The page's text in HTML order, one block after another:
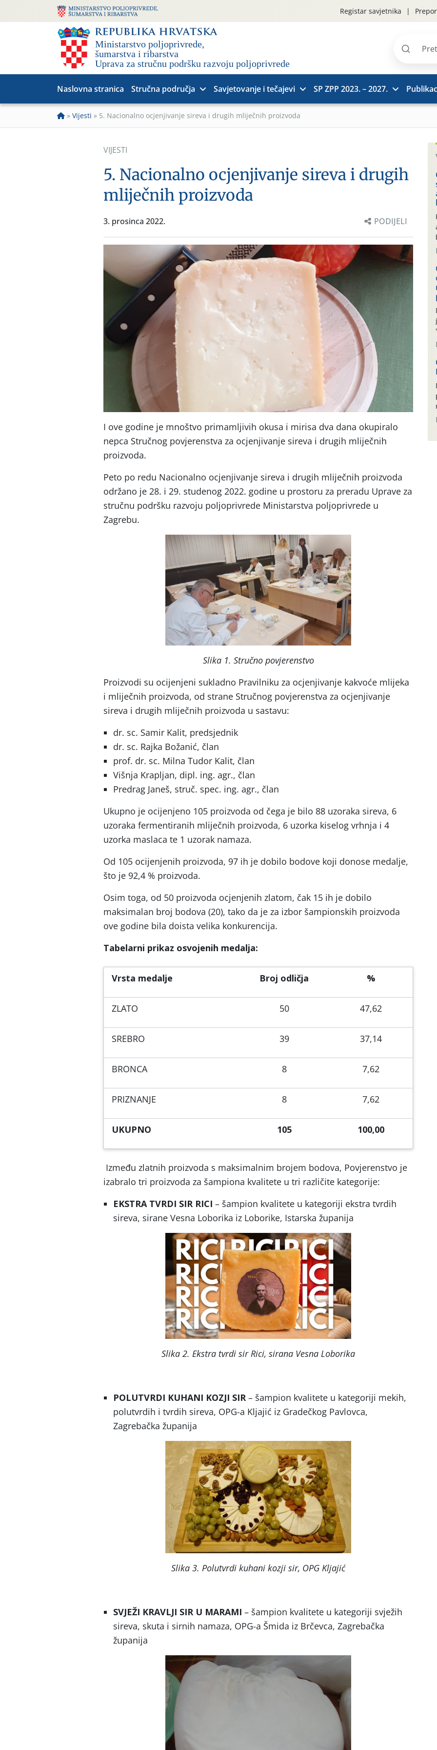
Registar savjetnika
Pretraži
Naslovna stranica Stručna područja Savjetovanje i tečajevi SP ZPP 2023. – 2027.
» Vijesti » 5. Nacionalno ocjenjivanje sireva i drugih mliječnih proizvoda
VIJESTI
5. Nacionalno ocjenjivanje sireva i drugih
mliječnih proizvoda
3. prosinca 2022. PODIJELI
I ove godine je mnoštvo primamljivih okusa i mirisa dva dana okupiralo
nepca Stručnog povjerenstva za ocjenjivanje sireva i drugih mliječnih
proizvoda.
Peto po redu Nacionalno ocjenjivanje sireva i drugih mliječnih proizvoda
održano je 28. i 29. studenog 2022. godine u prostoru za preradu Uprave za
stručnu podršku razvoju poljoprivrede Ministarstva poljoprivrede u
Zagrebu.
Slika 1. Stručno povjerenstvo
Proizvodi su ocijenjeni sukladno Pravilniku za ocjenjivanje kakvoće mlijeka
i mliječnih proizvoda, od strane Stručnog povjerenstva za ocjenjivanje
sireva i drugih mliječnih proizvoda u sastavu:
dr. sc. Samir Kalit, predsjednik
dr. sc. Rajka Božanić, član
prof. dr. sc. Milna Tudor Kalit, član
Višnja Krapljan, dipl. ing. agr., član
Predrag Janeš, struč. spec. ing. agr., član
Ukupno je ocijenjeno 105 proizvoda od čega je bilo 88 uzoraka sireva, 6
uzoraka fermentiranih mliječnih proizvoda, 6 uzorka kiselog vrhnja i 4
uzorka maslaca te 1 uzorak namaza.
Od 105 ocijenjenih proizvoda, 97 ih je dobilo bodove koji donose medalje,
što je 92,4 % proizvoda.
Osim toga, od 50 proizvoda ocjenjenih zlatom, čak 15 ih je dobilo
maksimalan broj bodova (20), tako da je za izbor šampionskih proizvoda
ove godine bila doista velika konkurencija.
Tabelarni prikaz osvojenih medalja:
Vrsta medalje Broj odličja %
ZLATO 50 47,62
SREBRO 39 37,14
BRONCA 8 7,62
PRIZNANJE 8 7,62
UKUPNO 105 100,00
Između zlatnih proizvoda s maksimalnim brojem bodova, Povjerenstvo je
izabralo tri proizvoda za šampiona kvalitete u tri različite kategorije:
EKSTRA TVRDI SIR RICI – šampion kvalitete u kategoriji ekstra tvrdih
sireva, sirane Vesna Loborika iz Loborike, Istarska županija
Slika 2. Ekstra tvrdi sir Rici, sirana Vesna Loborika
POLUTVRDI KUHANI KOZJI SIR – šampion kvalitete u kategoriji mekih,
polutvrdih i tvrdih sireva, OPG-a Kljajić iz Gradečkog Pavlovca,
Zagrebačka županija
Slika 3. Polutvrdi kuhani kozji sir, OPG Kljajić
SVJEŽI KRAVLJI SIR U MARAMI – šampion kvalitete u kategoriji svježih
sireva, skuta i sirnih namaza, OPG-a Šmida iz Brčevca, Zagrebačka
županija